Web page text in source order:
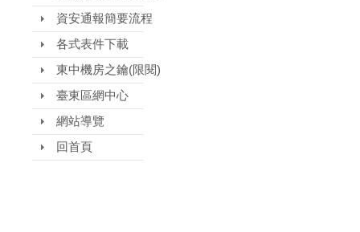
資安通報簡要流程
各式表件下載
東中機房之鑰(限閱)
臺東區網中心
網站導覽
回首頁